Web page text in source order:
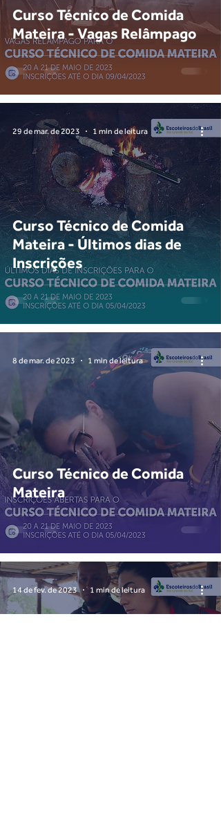
Curso Técnico de Comida
Mateira - Vagas Relâmpago
Curso Técnico de Comida
Mateira - Últimos dias de
Inscrições
29 de mar. de 2023 1 min de leitura
Curso Técnico de Comida
Mateira
8 de mar. de 2023 1 min de leitura
14 de fev. de 2023 1 min de leitura